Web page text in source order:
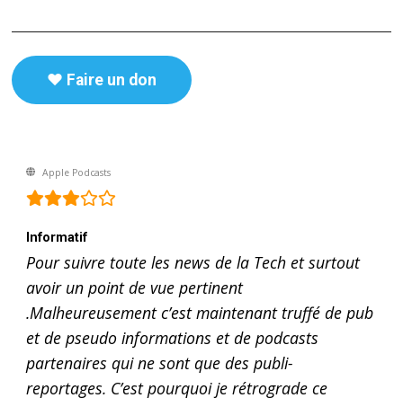
♥️ Faire un don
Apple Podcasts
Informatif
Pour suivre toute les news de la Tech et surtout
avoir un point de vue pertinent
.Malheureusement c’est maintenant truffé de pub
et de pseudo informations et de podcasts
partenaires qui ne sont que des publi-
reportages. C’est pourquoi je rétrograde ce